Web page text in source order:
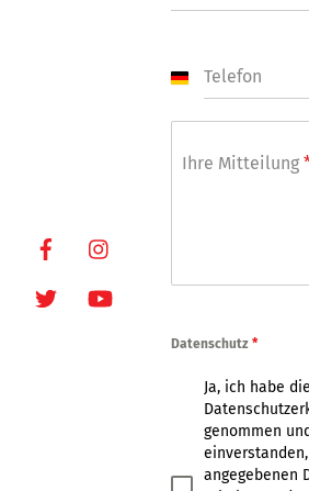
Facebook
Youtube
Telefon
G
r
Ihre Mitteilung
Datenschutz*
Ja, ich habe die
genommen
angegebenen